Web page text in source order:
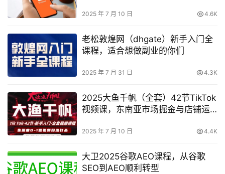
2025 年 7 月 10 日 4.6K
老松敦煌网（dhgate）新手入门全
课程，适合想做副业的你们
2025 年 7 月 31 日 4.3K
2025大鱼千帆（全套）42节TikTok
视频课，东南亚市场掘金与店铺运
2025 年 7 月 10 日 4.4K
大卫2025谷歌AEO课程，从谷歌
SEO到AEO顺利转型